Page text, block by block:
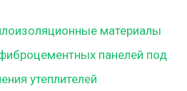
материалы
панелей под
утеплителей